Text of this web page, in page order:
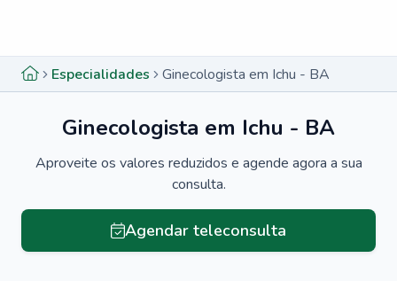
Especialidades Ginecologista em Ichu - BA
Ginecologista em Ichu - BA
Aproveite os valores reduzidos e agende agora a sua
consulta.
Agendar teleconsulta